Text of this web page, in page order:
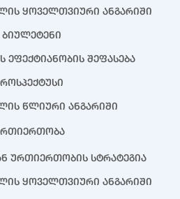
ყოველთვიური ანგარიში
ბიულეტენი
ეფექტიანობის შეფასება
წლიური ანგარიში
ურთიერთობის სტრატეგია
ყოველთვიური ანგარიში